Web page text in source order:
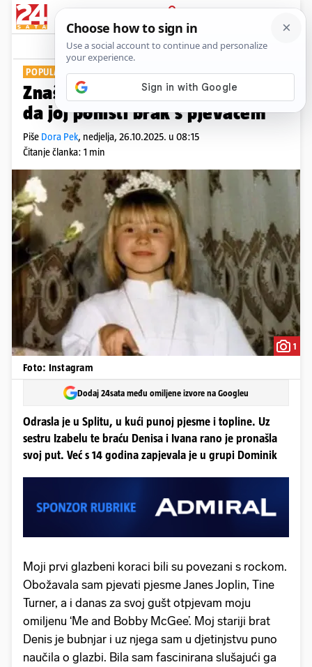
PRIJAVA
Show Komentari
POPULARNA PJEVAČICA
Znaš li tko sam? Tražila je papu
da joj poništi brak s pjevačem
Piše Dora Pek, nedjelja, 26.10.2025. u 08:15
Čitanje članka: 1 min
1
Foto: Instagram
Dodaj 24sata među omiljene izvore na Googleu
Odrasla je u Splitu, u kući punoj pjesme i topline. Uz
sestru Izabelu te braću Denisa i Ivana rano je pronašla
svoj put. Već s 14 godina zapjevala je u grupi Dominik
Moji prvi glazbeni koraci bili su povezani s rockom.
Obožavala sam pjevati pjesme Janes Joplin, Tine
Turner, a i danas za svoj gušt otpjevam moju
omiljenu ‘Me and Bobby McGee’. Moj stariji brat
Denis je bubnjar i uz njega sam u djetinjstvu puno
naučila o glazbi. Bila sam fascinirana slušajući ga